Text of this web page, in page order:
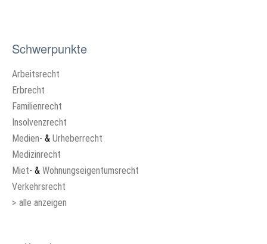
Schwerpunkte
Arbeitsrecht
Erbrecht
Familienrecht
Insolvenzrecht
Medien- & Urheberrecht
Medizinrecht
Miet- & Wohnungseigentumsrecht
Verkehrsrecht
> alle anzeigen